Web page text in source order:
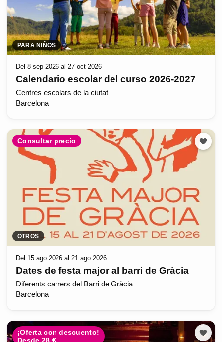
PARA NIÑOS
Del 8 sep 2026 al 27 oct 2026
Calendario escolar del curso 2026-2027
Centres escolars de la ciutat
Barcelona
Consultar precio
OTROS
Del 15 ago 2026 al 21 ago 2026
Dates de festa major al barri de Gràcia
Diferents carrers del Barri de Gràcia
Barcelona
¡Oferta con descuento!
Desde 28 €